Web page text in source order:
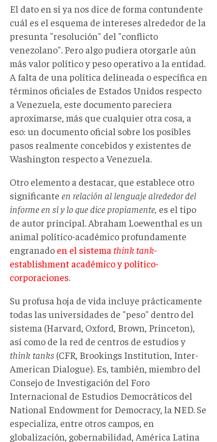
El dato en sí ya nos dice de forma contundente
cuál es el esquema de intereses alrededor de la
presunta "resolución" del "conflicto
venezolano". Pero algo pudiera otorgarle aún
más valor político y peso operativo a la entidad.
A falta de una política delineada o específica en
términos oficiales de Estados Unidos respecto
a Venezuela, este documento pareciera
aproximarse, más que cualquier otra cosa, a
eso: un documento oficial sobre los posibles
pasos realmente concebidos y existentes de
Washington respecto a Venezuela.
Otro elemento a destacar, que establece otro
significante en relación al lenguaje alrededor del
informe en sí y lo que dice propiamente, es el tipo
de autor principal. Abraham Loewenthal es un
animal político-académico profundamente
engranado en el sistema think tank-
establishment académico y político-
corporaciones.
Su profusa hoja de vida incluye prácticamente
todas las universidades de "peso" dentro del
sistema (Harvard, Oxford, Brown, Princeton),
así como de la red de centros de estudios y
think tanks (CFR, Brookings Institution, Inter-
American Dialogue). Es, también, miembro del
Consejo de Investigación del Foro
Internacional de Estudios Democráticos del
National Endowment for Democracy, la NED. Se
especializa, entre otros campos, en
globalización, gobernabilidad, América Latina